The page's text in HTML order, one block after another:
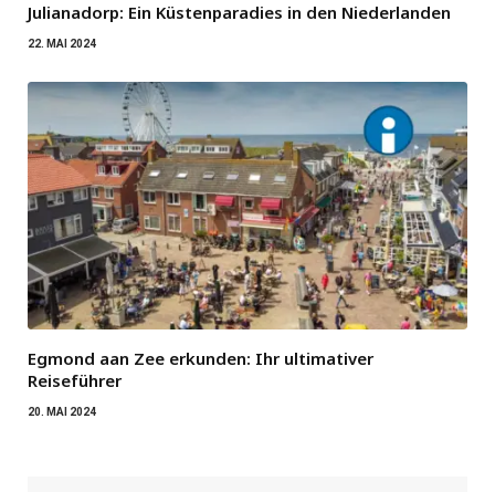
Julianadorp: Ein Küstenparadies in den Niederlanden
22. MAI 2024
Egmond aan Zee erkunden: Ihr ultimativer
Reiseführer
20. MAI 2024